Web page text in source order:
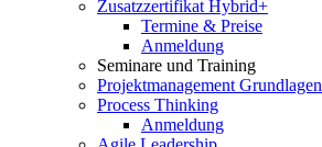
Zusatzzertifikat Hybrid+
Termine & Preise
Anmeldung
Seminare und Training
Projektmanagement Grundlagen
Process Thinking
Anmeldung